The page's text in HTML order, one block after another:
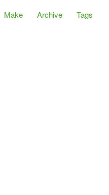
Make Archive Tags